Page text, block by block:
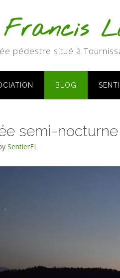
pédestre situé à
BLOG
semi-nocturne
SentierFL